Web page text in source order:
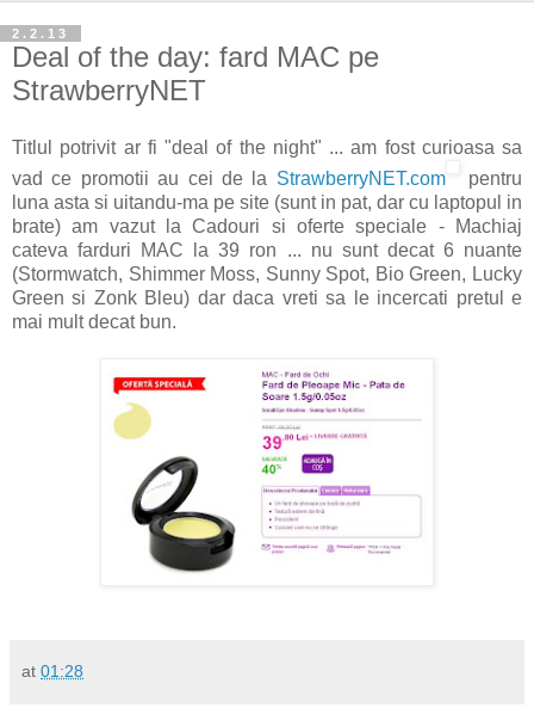
2.2.13
Deal of the day: fard MAC pe
StrawberryNET
Titlul potrivit ar fi "deal of the night" ... am fost curioasa sa
vad ce promotii au cei de la StrawberryNET.com
pentru
luna asta si uitandu-ma pe site (sunt in pat, dar cu laptopul in
brate) am vazut la Cadouri si oferte speciale - Machiaj
cateva farduri MAC la 39 ron ... nu sunt decat 6 nuante
(Stormwatch, Shimmer Moss, Sunny Spot, Bio Green, Lucky
Green si Zonk Bleu) dar daca vreti sa le incercati pretul e
mai mult decat bun.
at 01:28